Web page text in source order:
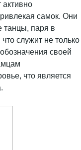
самок. Они
паря в
служит не только
своей
что является